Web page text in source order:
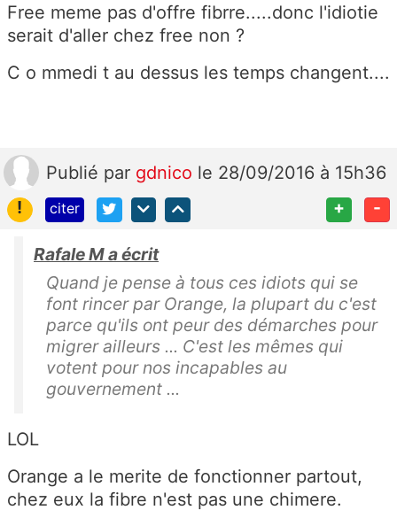
Free meme pas d'offre fibrre.....donc l'idiotie
serait d'aller chez free non ?
C o mmedi t au dessus les temps changent....
Publié par gdnico le 28/09/2016 à 15h36
!
citer + -
Rafale M a écrit
Quand je pense à tous ces idiots qui se
font rincer par Orange, la plupart du c'est
parce qu'ils ont peur des démarches pour
migrer ailleurs ... C'est les mêmes qui
votent pour nos incapables au
gouvernement ...
LOL
Orange a le merite de fonctionner partout,
chez eux la fibre n'est pas une chimere.